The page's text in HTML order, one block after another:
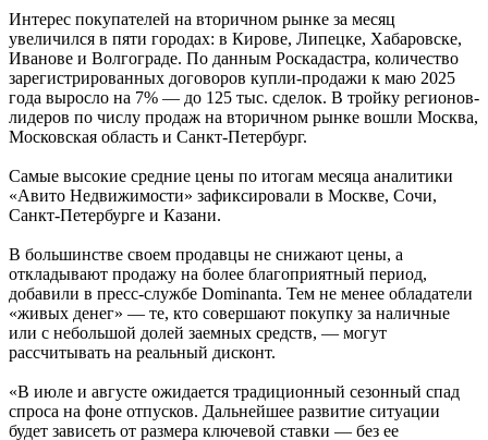
Интерес покупателей на вторичном рынке за месяц
увеличился в пяти городах: в Кирове, Липецке, Хабаровске,
Иванове и Волгограде. По данным Роскадастра, количество
зарегистрированных договоров купли-продажи к маю 2025
года выросло на 7% — до 125 тыс. сделок. В тройку регионов-
лидеров по числу продаж на вторичном рынке вошли Москва,
Московская область и Санкт-Петербург.
Самые высокие средние цены по итогам месяца аналитики
«Авито Недвижимости» зафиксировали в Москве, Сочи,
Санкт-Петербурге и Казани.
В большинстве своем продавцы не снижают цены, а
откладывают продажу на более благоприятный период,
добавили в пресс-службе Dominanta. Тем не менее обладатели
«живых денег» — те, кто совершают покупку за наличные
или с небольшой долей заемных средств, — могут
рассчитывать на реальный дисконт.
«В июле и августе ожидается традиционный сезонный спад
спроса на фоне отпусков. Дальнейшее развитие ситуации
будет зависеть от размера ключевой ставки — без ее